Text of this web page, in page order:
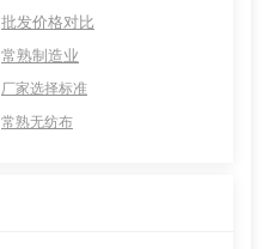
批发价格对比
常熟制造业
厂家选择标准
常熟无纺布